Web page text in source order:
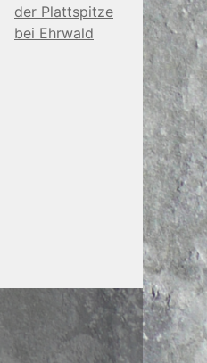
der Plattspitze
bei Ehrwald